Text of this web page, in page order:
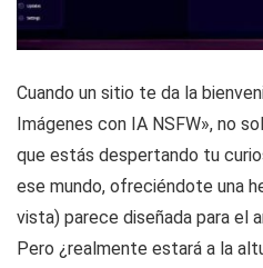
Cuando un sitio te da la
Imágenes con IA NSFW», no
que estás despertando tu
ese mundo, ofreciéndote una
vista) parece diseñada para el
Pero ¿realmente estará a la